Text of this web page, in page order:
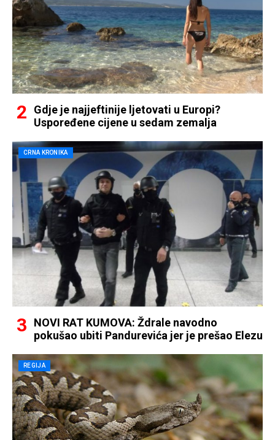
Gdje je najjeftinije ljetovati u Europi?
Uspoređene cijene u sedam zemalja
CRNA KRONIKA
NOVI RAT KUMOVA: Ždrale navodno
pokušao ubiti Pandurevića jer je prešao Elezu
REGIJA